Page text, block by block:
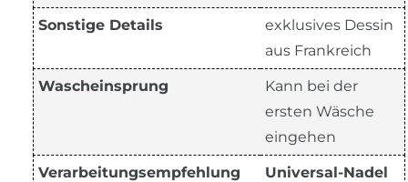
Sonstige Details
exklusives Dessin
aus Frankreich
Wascheinsprung
Kann bei der
ersten Wäsche
eingehen
Verarbeitungsempfehlung
Universal-Nadel